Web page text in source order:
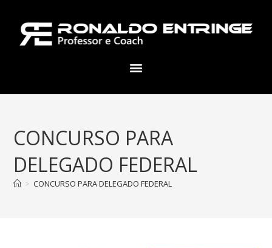
CONCURSO PARA
DELEGADO FEDERAL
> CONCURSO PARA DELEGADO FEDERAL